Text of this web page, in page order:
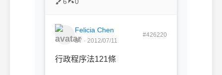
Felicia Chen
B7 · 2012/07/11
#426220
行政程序法121條